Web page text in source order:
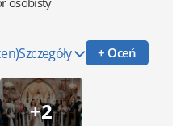
Szczegóły + Oceń
+2